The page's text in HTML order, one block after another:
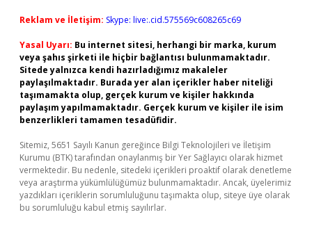
Reklam ve İletişim: Skype: live:.cid.575569c608265c69
Yasal Uyarı: Bu internet sitesi, herhangi bir marka, kurum
veya şahıs şirketi ile hiçbir bağlantısı bulunmamaktadır.
Sitede yalnızca kendi hazırladığımız makaleler
paylaşılmaktadır. Burada yer alan içerikler haber niteliği
taşımamakta olup, gerçek kurum ve kişiler hakkında
paylaşım yapılmamaktadır. Gerçek kurum ve kişiler ile isim
benzerlikleri tamamen tesadüfidir.
Sitemiz, 5651 Sayılı Kanun gereğince Bilgi Teknolojileri ve İletişim
Kurumu (BTK) tarafından onaylanmış bir Yer Sağlayıcı olarak hizmet
vermektedir. Bu nedenle, sitedeki içerikleri proaktif olarak denetleme
veya araştırma yükümlülüğümüz bulunmamaktadır. Ancak, üyelerimiz
yazdıkları içeriklerin sorumluluğunu taşımakta olup, siteye üye olarak
bu sorumluluğu kabul etmiş sayılırlar.